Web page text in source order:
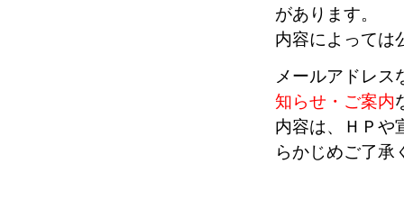
があります。
内容によっては
メールアドレス
知らせ・ご案内
内容は、ＨＰや
らかじめご了承